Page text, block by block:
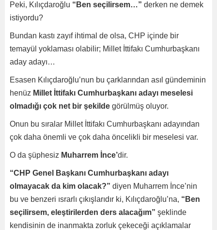
Peki, Kılıçdaroğlu “Ben seçilirsem…” derken ne demek
istiyordu?
Bundan kastı zayıf ihtimal de olsa, CHP içinde bir
temayül yoklaması olabilir; Millet İttifakı Cumhurbaşkanı
aday adayı…
Esasen Kılıçdaroğlu’nun bu çarklarından asıl gündeminin
henüz Millet İttifakı Cumhurbaşkanı adayı meselesi
olmadığı çok net bir şekilde görülmüş oluyor.
Onun bu sıralar Millet İttifakı Cumhurbaşkanı adayından
çok daha önemli ve çok daha öncelikli bir meselesi var.
O da şüphesiz Muharrem İnce’dir.
“CHP Genel Başkanı Cumhurbaşkanı adayı
olmayacak da kim olacak?” diyen Muharrem İnce’nin
bu ve benzeri ısrarlı çıkışlarıdır ki, Kılıçdaroğlu’na, “Ben
seçilirsem, eleştirilerden ders alacağım” şeklinde
kendisinin de inanmakta zorluk çekeceği açıklamalar